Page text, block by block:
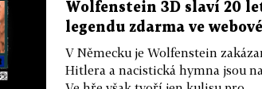
Wolfenstein 3D slaví 20
legendu zdarma ve
V Německu je Wolfenstein
Hitlera a nacistická hymna jsou